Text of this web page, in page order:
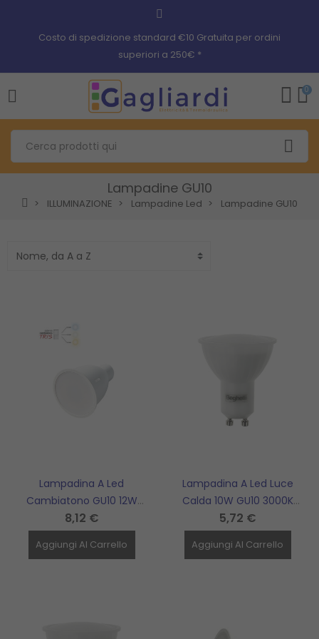
Costo di spedizione standard €10 Gratuita per ordini
superiori a 250€ *
0
Lampadine GU10
ILLUMINAZIONE Lampadine Led Lampadine GU10
Lampadina A Led
Cambiatono GU10 12W
STONE GROUP - 1083/BNC
ECO
8,12 €
Aggiungi Al Carrello
Lampadina A Led Luce
Calda 10W GU10 3000K
Ecoled BEGHELLI - 57012
5,72 €
Aggiungi Al Carrello